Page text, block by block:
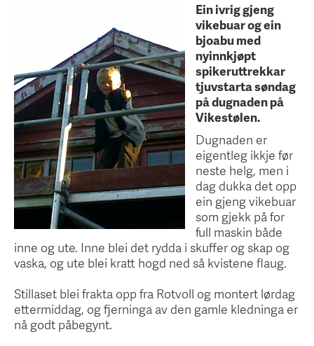
Ein ivrig gjeng
vikebuar og ein
bjoabu med
nyinnkjøpt
spikeruttrekkar
tjuvstarta søndag
på dugnaden på
Vikestølen.
Dugnaden er
eigentleg ikkje før
neste helg, men i
dag dukka det opp
ein gjeng vikebuar
som gjekk på for
full maskin både
inne og ute. Inne blei det rydda i skuffer og skap og
vaska, og ute blei kratt hogd ned så kvistene flaug.
Stillaset blei frakta opp fra Rotvoll og montert lørdag
ettermiddag, og fjerninga av den gamle kledninga er
nå godt påbegynt.